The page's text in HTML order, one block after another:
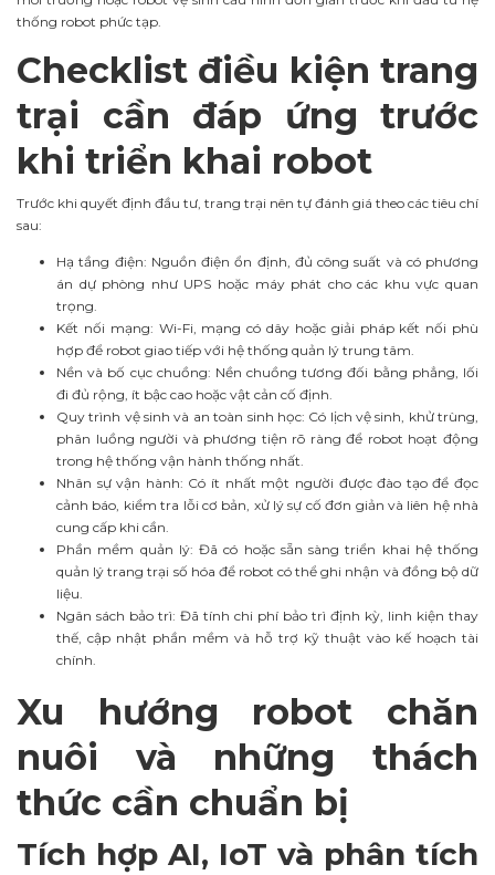
thống robot phức tạp.
Checklist điều kiện trang
trại cần đáp ứng trước
khi triển khai robot
Trước khi quyết định đầu tư, trang trại nên tự đánh giá theo các tiêu chí
sau:
Hạ tầng điện: Nguồn điện ổn định, đủ công suất và có phương
án dự phòng như UPS hoặc máy phát cho các khu vực quan
trọng.
Kết nối mạng: Wi-Fi, mạng có dây hoặc giải pháp kết nối phù
hợp để robot giao tiếp với hệ thống quản lý trung tâm.
Nền và bố cục chuồng: Nền chuồng tương đối bằng phẳng, lối
đi đủ rộng, ít bậc cao hoặc vật cản cố định.
Quy trình vệ sinh và an toàn sinh học: Có lịch vệ sinh, khử trùng,
phân luồng người và phương tiện rõ ràng để robot hoạt động
trong hệ thống vận hành thống nhất.
Nhân sự vận hành: Có ít nhất một người được đào tạo để đọc
cảnh báo, kiểm tra lỗi cơ bản, xử lý sự cố đơn giản và liên hệ nhà
cung cấp khi cần.
Phần mềm quản lý: Đã có hoặc sẵn sàng triển khai hệ thống
quản lý trang trại số hóa để robot có thể ghi nhận và đồng bộ dữ
liệu.
Ngân sách bảo trì: Đã tính chi phí bảo trì định kỳ, linh kiện thay
thế, cập nhật phần mềm và hỗ trợ kỹ thuật vào kế hoạch tài
chính.
Xu hướng robot chăn
nuôi và những thách
thức cần chuẩn bị
Tích hợp AI, IoT và phân tích